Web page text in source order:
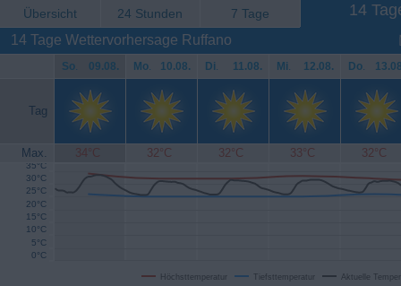
Übersicht 24 Stunden 7 Tage 14
14 Tage Wettervorhersage Ruffano
So. 09.08. Mo. 10.08. Di. 11.08. Mi. 12.08. Do.
Tag
Max. 34°C 32°C 32°C 33°C 32°C
Höchsttemperatur Tiefsttemperatur Aktuelle
0°C
5°C
10°C
15°C
20°C
25°C
30°C
35°C